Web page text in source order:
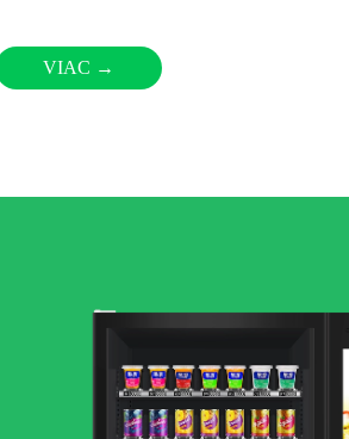
VIAC →